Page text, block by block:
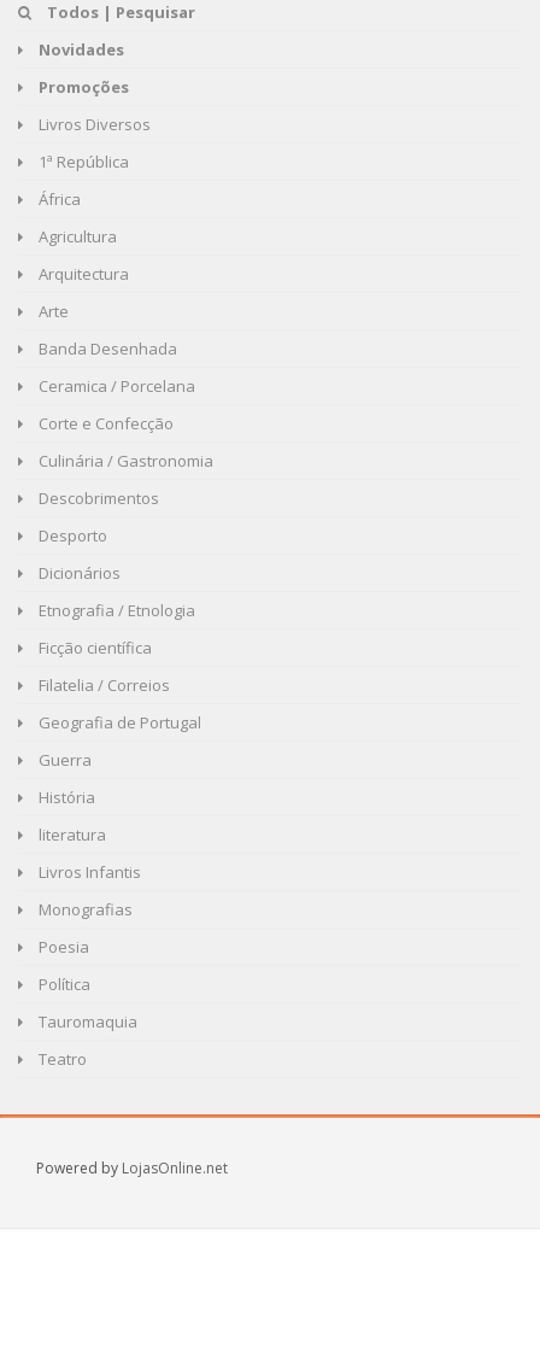
Todos | Pesquisar
Novidades
Promoções
Livros Diversos
1ª República
África
Agricultura
Arquitectura
Arte
Banda Desenhada
Ceramica / Porcelana
Corte e Confecção
Culinária / Gastronomia
Descobrimentos
Desporto
Dicionários
Etnografia / Etnologia
Ficção científica
Filatelia / Correios
Geografia de Portugal
Guerra
História
literatura
Livros Infantis
Monografias
Poesia
Política
Tauromaquia
Teatro
Powered by LojasOnline.net